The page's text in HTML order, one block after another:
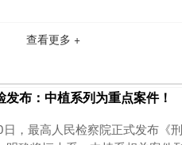
亿元买断式逆回购操作，意味着
首次加量续作
查看更多 +
发布：中植系列为重点案件！
，最高人民检察院正式发布《